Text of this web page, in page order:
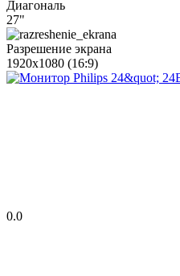
Диагональ
27"
Разрешение экрана
1920x1080 (16:9)
0.0